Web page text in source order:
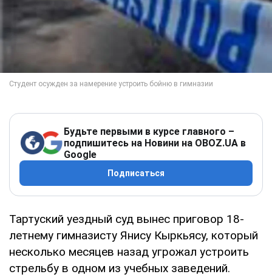
Будьте первыми в курсе главного –
подпишитесь на Новини на OBOZ.UA в
Google
Подписаться
Тартуский уездный суд вынес приговор 18-
летнему гимназисту Янису Кыркьясу, который
несколько месяцев назад угрожал устроить
стрельбу в одном из учебных заведений.